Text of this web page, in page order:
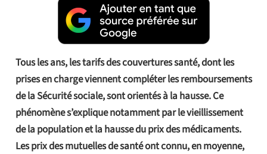
Tous les ans, les tarifs des couvertures santé, dont les
prises en charge viennent compléter les remboursements
de la Sécurité sociale, sont orientés à la hausse. Ce
phénomène s’explique notamment par le vieillissement
de la population et la hausse du prix des médicaments.
Les prix des mutuelles de santé ont connu, en moyenne,